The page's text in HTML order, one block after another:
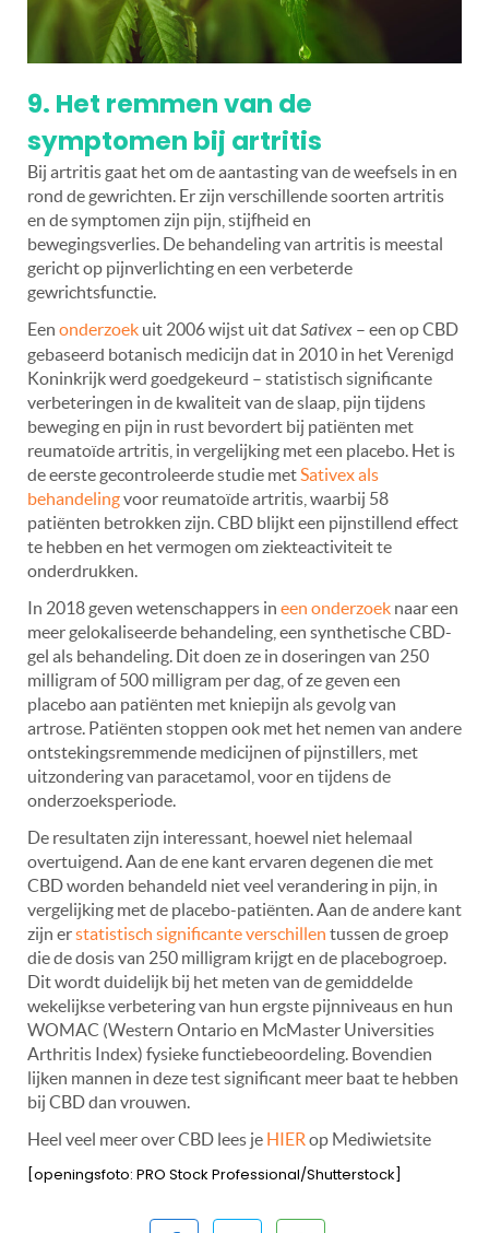
9. Het remmen van de
symptomen bij artritis
Bij artritis gaat het om de aantasting van de weefsels in en
rond de gewrichten. Er zijn verschillende soorten artritis
en de symptomen zijn pijn, stijfheid en
bewegingsverlies. De behandeling van artritis is meestal
gericht op pijnverlichting en een verbeterde
gewrichtsfunctie.
Een onderzoek uit 2006 wijst uit datSativex – een op CBD
gebaseerd botanisch medicijn dat in 2010 in het Verenigd
Koninkrijk werd goedgekeurd – statistisch significante
verbeteringen in de kwaliteit van de slaap, pijn tijdens
beweging en pijn in rust bevordert bij patiënten met
reumatoïde artritis, in vergelijking met een placebo. Het is
de eerste gecontroleerde studie metSativex als
behandelingvoor reumatoïde artritis, waarbij 58
patiënten betrokken zijn. CBD blijkt een pijnstillend effect
te hebben en het vermogen om ziekteactiviteit te
onderdrukken.
In 2018 geven wetenschappers in een onderzoek naar een
meer gelokaliseerde behandeling, een synthetische CBD-
gel als behandeling. Dit doen ze in doseringen van 250
milligram of 500 milligram per dag, of ze geven een
placebo aan patiënten met kniepijn als gevolg van
artrose. Patiënten stoppen ook met het nemen van andere
ontstekingsremmende medicijnen of pijnstillers, met
uitzondering van paracetamol, voor en tijdens de
onderzoeksperiode.
De resultaten zijn interessant, hoewel niet helemaal
overtuigend. Aan de ene kant ervaren degenen die met
CBD worden behandeld niet veel verandering in pijn, in
vergelijking met de placebo-patiënten. Aan de andere kant
zijn erstatistisch significante verschillen tussen de groep
die de dosis van 250 milligram krijgt en de placebogroep.
Dit wordt duidelijk bij het meten van de gemiddelde
wekelijkse verbetering van hun ergste pijnniveaus en hun
WOMAC (Western Ontario en McMaster Universities
Arthritis Index) fysieke functiebeoordeling. Bovendien
lijken mannen in deze test significant meer baat te hebben
bij CBD dan vrouwen.
Heel veel meer over CBD lees je HIER op Mediwietsite
[openingsfoto: PRO Stock Professional/Shutterstock]